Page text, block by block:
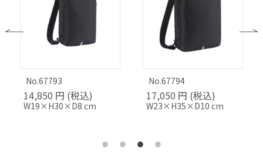
No.67793
14,850 円 (税込)
W19×H30×D8 cm
No.67794
17,050 円 (税込)
W23×H35×D10 cm